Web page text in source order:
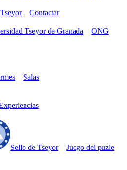
Contactar
Tseyor de Granada
ONG
Salas
Sello de Tseyor
Juego del puzle